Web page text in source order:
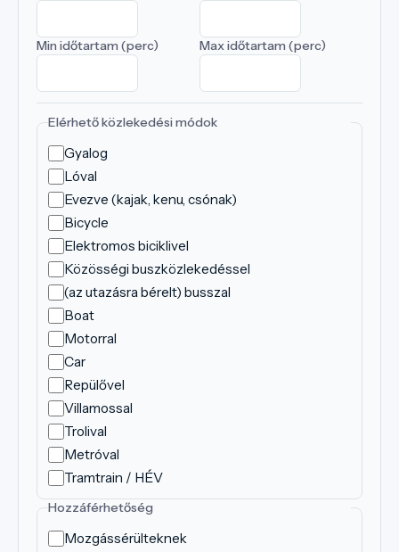
Min időtartam (perc) Max időtartam (perc)
Elérhető közlekedési módok
Gyalog
Lóval
Evezve (kajak, kenu, csónak)
Bicycle
Elektromos biciklivel
Közösségi buszközlekedéssel
(az utazásra bérelt) busszal
Boat
Motorral
Car
Repülővel
Villamossal
Trolival
Metróval
Tramtrain / HÉV
Hozzáférhetőség
Mozgássérülteknek